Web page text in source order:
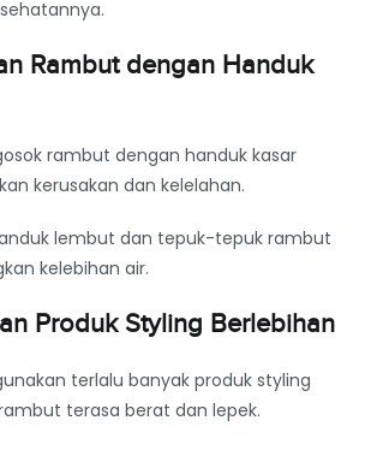
Rambut dengan Handuk
rambut dengan handuk kasar
kerusakan dan kelelahan.
lembut dan tepuk-tepuk rambut
kelebihan air.
Produk Styling Berlebihan
terlalu banyak produk styling
terasa berat dan lepek.